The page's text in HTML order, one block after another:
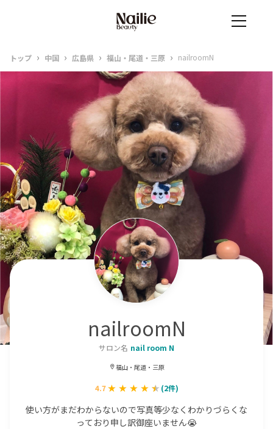
トップ › 中国 › 広島県 › 福山・尾道・三原 › nailroomN
nailroomN
サロン名 nail room N
福山・尾道・三原
4.7 (2件)
使い方がまだわからないので写真等少なくわかりづらくな
っており申し訳御座いません😭